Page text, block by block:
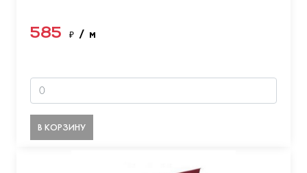
585 ₽ / м
В КОРЗИНУ